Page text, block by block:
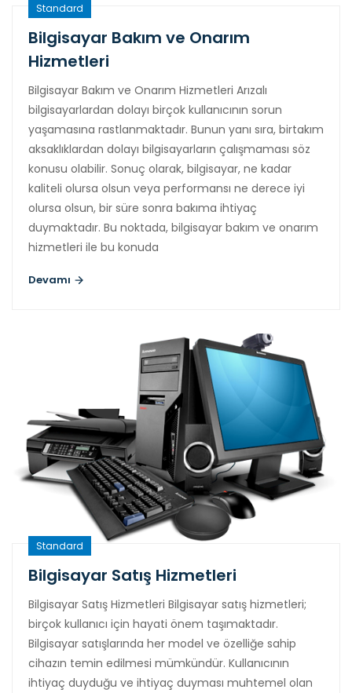
Standard
Bilgisayar Bakım ve Onarım
Hizmetleri
Bilgisayar Bakım ve Onarım Hizmetleri Arızalı
bilgisayarlardan dolayı birçok kullanıcının sorun
yaşamasına rastlanmaktadır. Bunun yanı sıra, birtakım
aksaklıklardan dolayı bilgisayarların çalışmaması söz
konusu olabilir. Sonuç olarak, bilgisayar, ne kadar
kaliteli olursa olsun veya performansı ne derece iyi
olursa olsun, bir süre sonra bakıma ihtiyaç
duymaktadır. Bu noktada, bilgisayar bakım ve onarım
hizmetleri ile bu konuda
Devamı
Standard
Bilgisayar Satış Hizmetleri
Bilgisayar Satış Hizmetleri Bilgisayar satış hizmetleri;
birçok kullanıcı için hayati önem taşımaktadır.
Bilgisayar satışlarında her model ve özelliğe sahip
cihazın temin edilmesi mümkündür. Kullanıcının
ihtiyaç duyduğu ve ihtiyaç duyması muhtemel olan